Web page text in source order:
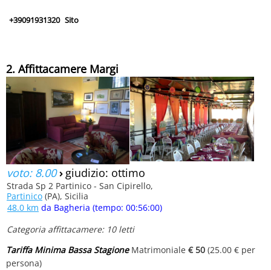
+39091931320 Sito
2. Affittacamere Margi
voto: 8.00› giudizio: ottimo
Strada Sp 2 Partinico - San Cipirello,
Partinico (PA), Sicilia
48.0 km da Bagheria (tempo: 00:56:00)
Categoria affittacamere: 10 letti
Tariffa Minima Bassa StagioneMatrimoniale € 50 (25.00 € per
persona)